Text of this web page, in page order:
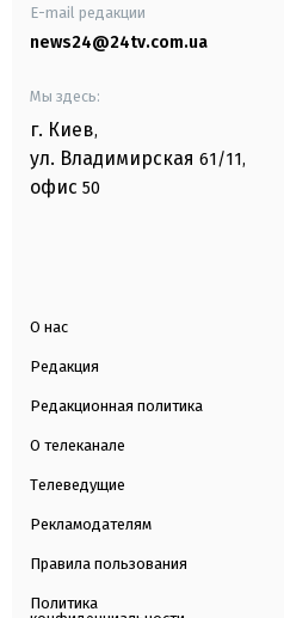
E-mail редакции
news24@24tv.com.ua
Мы здесь:
г. Киев,
ул. Владимирская 61/11,
офис 50
О нас
Редакция
Редакционная политика
О телеканале
Телеведущие
Рекламодателям
Правила пользования
Политика